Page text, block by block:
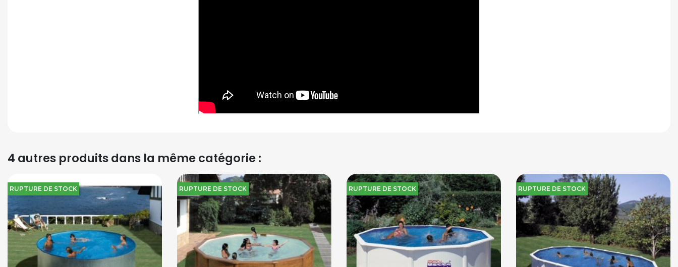
4 autres produits dans la même catégorie :
RUPTURE DE STOCK RUPTURE DE STOCK RUPTURE DE STOCK RUPTURE DE STOCK